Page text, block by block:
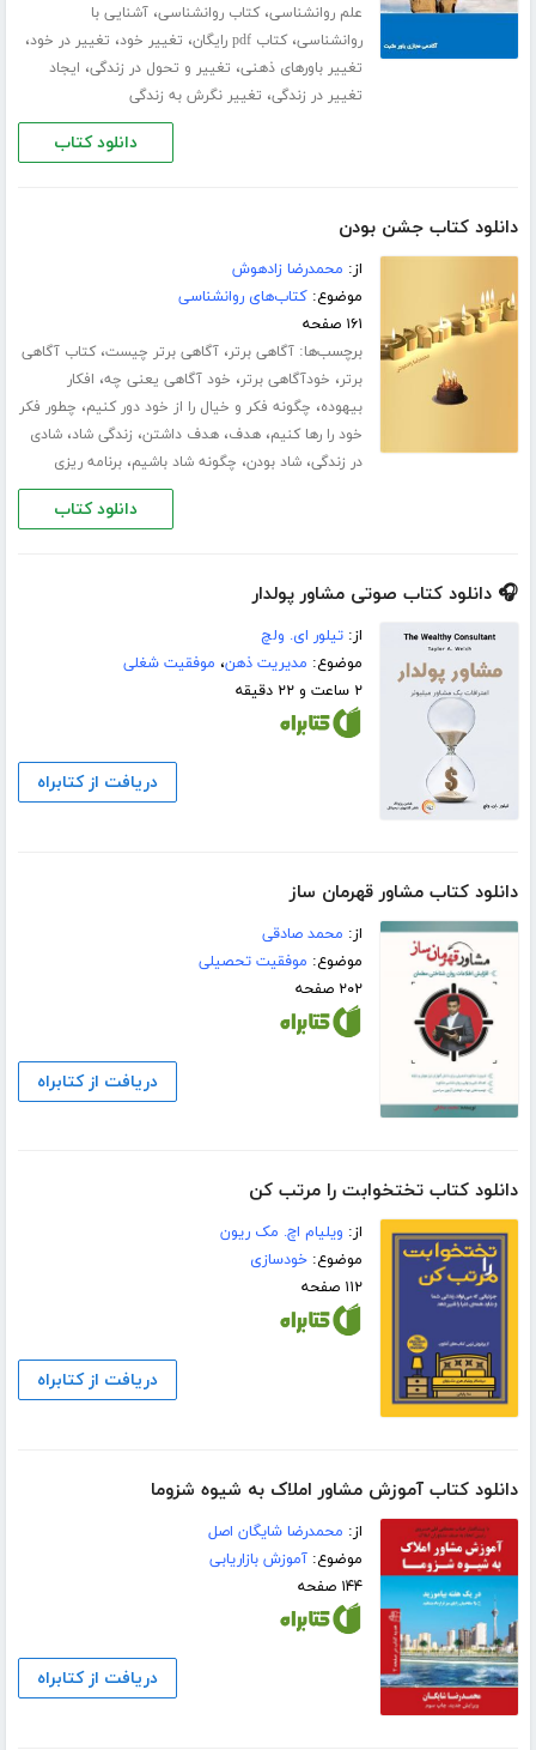
علم روانشناسی،کتاب روانشناسی،آشنایی با
روانشناسی،کتاب pdf رایگان ، تغییر خود، تغییر در خود،
تغییر باورهای ذهنی، تغییر و تحول در زندگی، ایجاد
تغییر در زندگی، تغییر نگرش به زندگی
دانلود کتاب
دانلود کتاب جشن بودن
از: محمدرضا زادهوش
موضوع:کتاب‌های روانشناسی
۱۶۱ صفحه
برچسب‌ها:آگاهی برتر،آگاهی برتر چیست،کتاب آگاهی
برتر، خودآگاهی برتر، خود آگاهی یعنی چه، افکار
بیهوده، چگونه فکر و خیال را از خود دور کنیم، چطور فکر
خود را رها کنیم،هدف،هدف داشتن، زندگی شاد،شادی
در زندگی،شاد بودن، چگونه شاد باشیم،برنامه ریزی
دانلود کتاب
🎧 دانلود کتاب صوتی مشاور پولدار
از:تیلور ای. ولچ
موضوع: مدیریت ذهن، موفقیت شغلی
۲ ساعت و ۲۲ دقیقه
دریافت از کتابراه
دانلود کتاب مشاور قهرمان ساز
از: محمد صادقی
موضوع: موفقیت تحصیلی
۲۰۲ صفحه
دریافت از کتابراه
دانلود کتاب تختخوابت را مرتب کن
از: ویلیام اچ. مک ریون
موضوع:خودسازی
۱۱۲ صفحه
دریافت از کتابراه
دانلود کتاب آموزش مشاور املاک به شیوه شزوما
از: محمدرضا شایگان اصل
موضوع:آموزش بازاریابی
۱۴۴ صفحه
دریافت از کتابراه